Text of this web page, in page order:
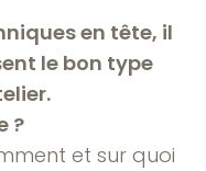
en tête, il
le bon type
?
et sur quoi